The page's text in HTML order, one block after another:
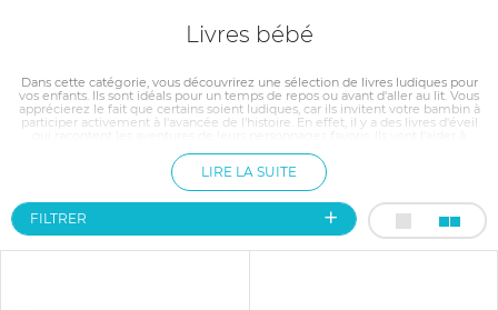
Livres bébé
Dans cette catégorie, vous découvrirez une sélection de livres ludiques pour
vos enfants. Ils sont idéals pour un temps de repos ou avant d'aller au lit. Vous
apprécierez le fait que certains soient ludiques, car ils invitent votre bambin à
participer activement à l'avancée de l'histoire. En effet, il y a des livres d'éveil
apprendre tout en s'amusant. D'ailleurs, vous êtes assuré qu'il attendra son
histoire du soir avec impatience.
LIRE LA SUITE
FILTRER